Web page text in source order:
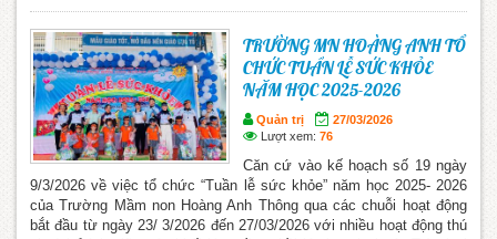
TRƯỜNG MN HOÀNG ANH TỔ
CHỨC TUẦN LỄ SỨC KHỎE
NĂM HỌC 2025-2026
Quản trị
27/03/2026
Lượt xem: 76
Căn cứ vào kế hoạch số 19 ngày
9/3/2026 về việc tổ chức “Tuần lễ sức khỏe” năm học 2025- 2026
của Trường Mầm non Hoàng Anh Thông qua các chuỗi hoạt động
bắt đầu từ ngày 23/ 3/2026 đến 27/03/2026 với nhiều hoạt động thú